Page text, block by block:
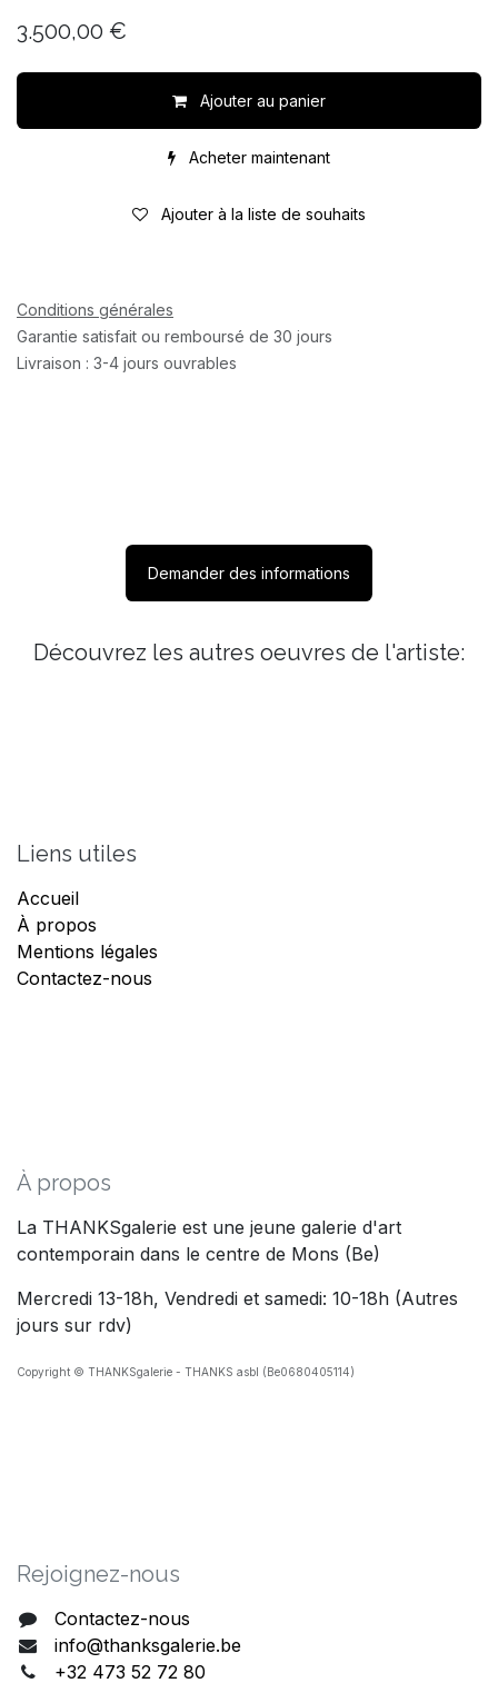
3.500,00 €
Ajouter au panier
Acheter maintenant
Ajouter à la liste de souhaits
Conditions générales
Garantie satisfait ou remboursé de 30 jours
Livraison : 3-4 jours ouvrables
Demander des informations
Découvrez les autres oeuvres de l'artiste:
Liens utiles
Accueil
À propos
Mentions légales
Contactez-nous
À propos
La THANKSgalerie est une jeune galerie d'art
contemporain dans le centre de Mons (Be)
Mercredi 13-18h, Vendredi et samedi: 10-18h (Autres
jours sur rdv)
Copyright © THANKSgalerie - THANKS asbl (Be0680405114)
Rejoig​nez-nous
Contactez-nous
info@thanksgalerie.be
+32 473 52 72 80